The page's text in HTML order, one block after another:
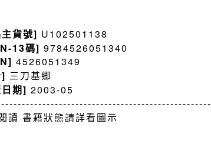
貨號] U102501138
13碼] 9784526051340
4526051349
三刀基郷
期] 2003-05
讀 書籍狀態請詳看圖示